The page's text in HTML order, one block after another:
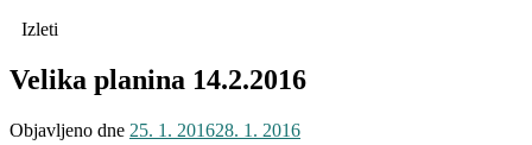
Izleti
Velika planina 14.2.2016
Objavljeno dne 25. 1. 201628. 1. 2016